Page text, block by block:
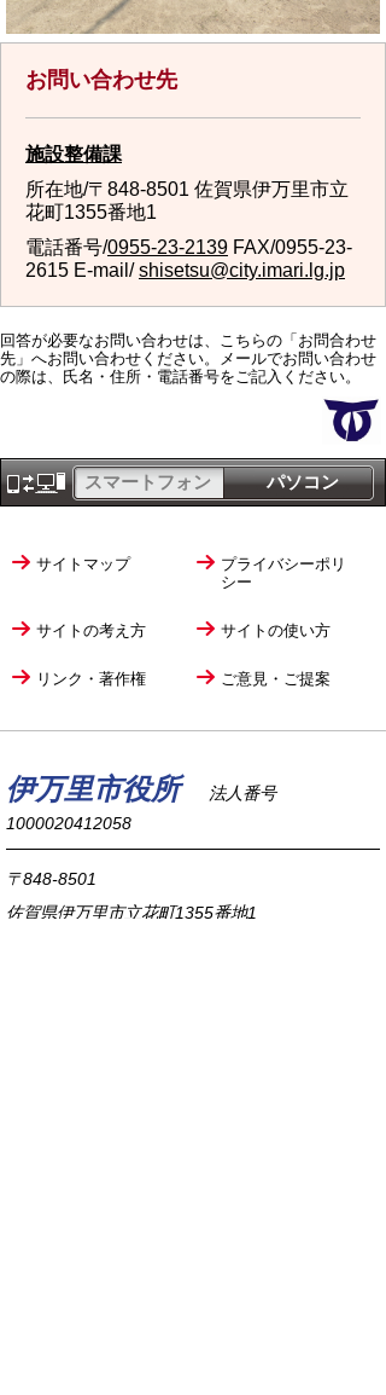
お問い合わせ先
施設整備課
所在地/〒848-8501 佐賀県伊万里市立
花町1355番地1
電話番号/0955-23-2139 FAX/0955-23-
2615 E-mail/shisetsu@city.imari.lg.jp
回答が必要なお問い合わせは、こちらの「お問合わせ
先」へお問い合わせください。メールでお問い合わせ
の際は、氏名・住所・電話番号をご記入ください。
パソコン
スマートフォン
サイトマップ
プライバシーポリ
シー
サイトの考え方 サイトの使い方
リンク・著作権 ご意見・ご提案
伊万里市役所
法人番号
1000020412058
〒848-8501
佐賀県伊万里市立花町1355番地1